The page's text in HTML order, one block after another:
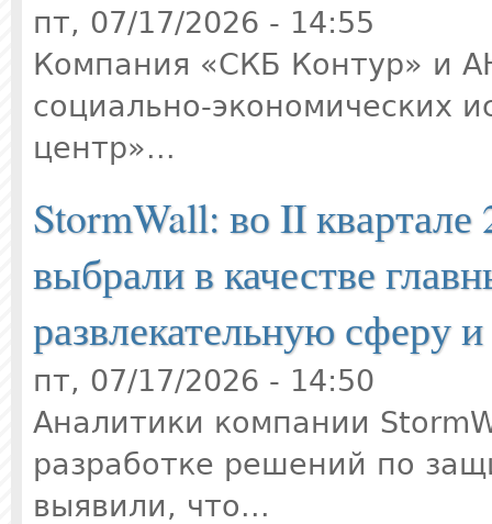
пт, 07/17/2026 - 14:55
Компания «СКБ Контур» и
социально-экономических
центр»...
StormWall: во II
выбрали в качестве
развлекательную сферу
пт, 07/17/2026 - 14:50
Аналитики компании
разработке решений по
выявили, что...